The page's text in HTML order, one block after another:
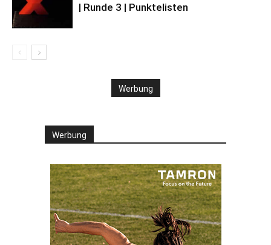
| Runde 3 | Punktelisten
Werbung
Werbung